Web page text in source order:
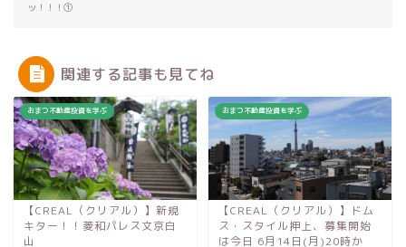
ッ！！！①
関連する記事も見てね
おまつ不動産投資を学ぶ
【CREAL（クリアル）】新規
キター！！菱和パレス文京白
山
おまつ不動産投資を学ぶ
【CREAL（クリアル）】ドム
ス・スタイル押上、募集開始
は今日 6月14日(月)20時か